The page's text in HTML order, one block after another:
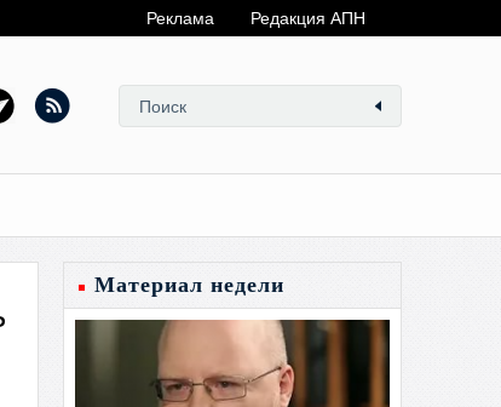
Реклама Редакция АПН
Материал недели